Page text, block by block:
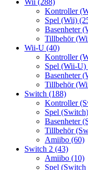
Wii (288)
Kontroller
Spel (Wii)
Basenheter
Tillbehör
Wii-U (40)
Kontroller
Spel (Wii-U)
Basenheter
Tillbehör
Switch (188)
Kontroller
Spel (Switch)
Basenheter
Tillbehör
Amiibo (60)
Switch 2 (43)
Amiibo (10)
Spel (Switch